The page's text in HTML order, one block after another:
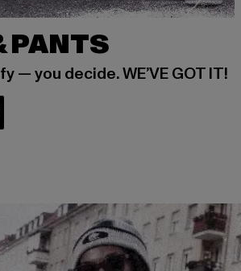
PANTS
— you decide. WE’VE GOT IT!